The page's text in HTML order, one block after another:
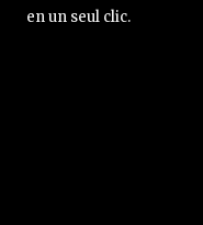
en un seul clic.